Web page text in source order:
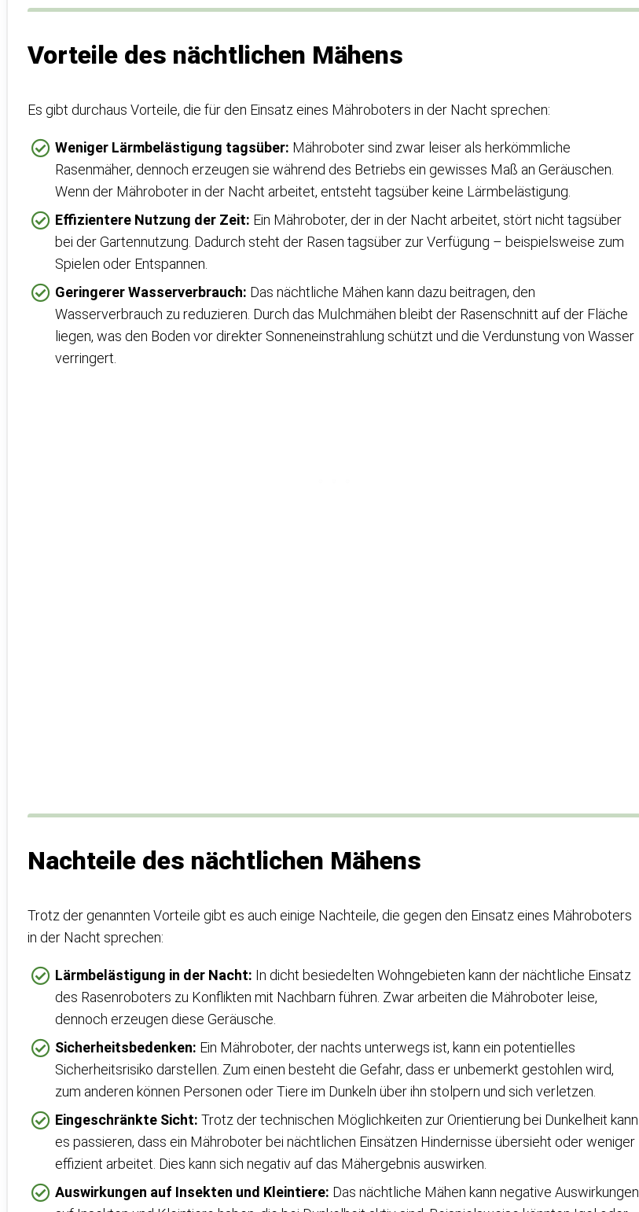
Vorteile des nächtlichen Mähens
Es gibt durchaus Vorteile, die für den Einsatz eines Mähroboters in der Nacht sprechen:
Weniger Lärmbelästigung tagsüber: Mähroboter sind zwar leiser als herkömmliche
Rasenmäher, dennoch erzeugen sie während des Betriebs ein gewisses Maß an Geräuschen.
Wenn der Mähroboter in der Nacht arbeitet, entsteht tagsüber keine Lärmbelästigung.
Effizientere Nutzung der Zeit: Ein Mähroboter, der in der Nacht arbeitet, stört nicht tagsüber
bei der Gartennutzung. Dadurch steht der Rasen tagsüber zur Verfügung – beispielsweise zum
Spielen oder Entspannen.
Geringerer Wasserverbrauch: Das nächtliche Mähen kann dazu beitragen, den
Wasserverbrauch zu reduzieren. Durch das Mulchmähen bleibt der Rasenschnitt auf der Fläche
liegen, was den Boden vor direkter Sonneneinstrahlung schützt und die Verdunstung von Wasser
verringert.
Nachteile des nächtlichen Mähens
Trotz der genannten Vorteile gibt es auch einige Nachteile, die gegen den Einsatz eines Mähroboters
in der Nacht sprechen:
Lärmbelästigung in der Nacht: In dicht besiedelten Wohngebieten kann der nächtliche Einsatz
des Rasenroboters zu Konflikten mit Nachbarn führen. Zwar arbeiten die Mähroboter leise,
dennoch erzeugen diese Geräusche.
Sicherheitsbedenken: Ein Mähroboter, der nachts unterwegs ist, kann ein potentielles
Sicherheitsrisiko darstellen. Zum einen besteht die Gefahr, dass er unbemerkt gestohlen wird,
zum anderen können Personen oder Tiere im Dunkeln über ihn stolpern und sich verletzen.
Eingeschränkte Sicht: Trotz der technischen Möglichkeiten zur Orientierung bei Dunkelheit kann
es passieren, dass ein Mähroboter bei nächtlichen Einsätzen Hindernisse übersieht oder weniger
effizient arbeitet. Dies kann sich negativ auf das Mähergebnis auswirken.
Auswirkungen auf Insekten und Kleintiere: Das nächtliche Mähen kann negative Auswirkungen